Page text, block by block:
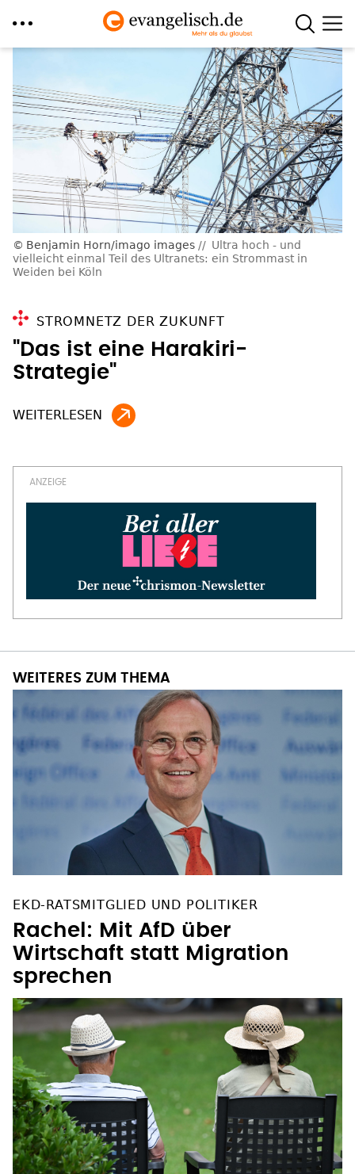
Inhalt
Benjamin Horn/imago images
Ultra hoch - und
vielleicht einmal Teil des Ultranets: ein Strommast in
Weiden bei Köln
STROMNETZ DER ZUKUNFT
"Das ist eine Harakiri-
Strategie"
WEITERES ZUM THEMA
EKD-RATSMITGLIED UND POLITIKER
Rachel: Mit AfD über
Wirtschaft statt Migration
sprechen